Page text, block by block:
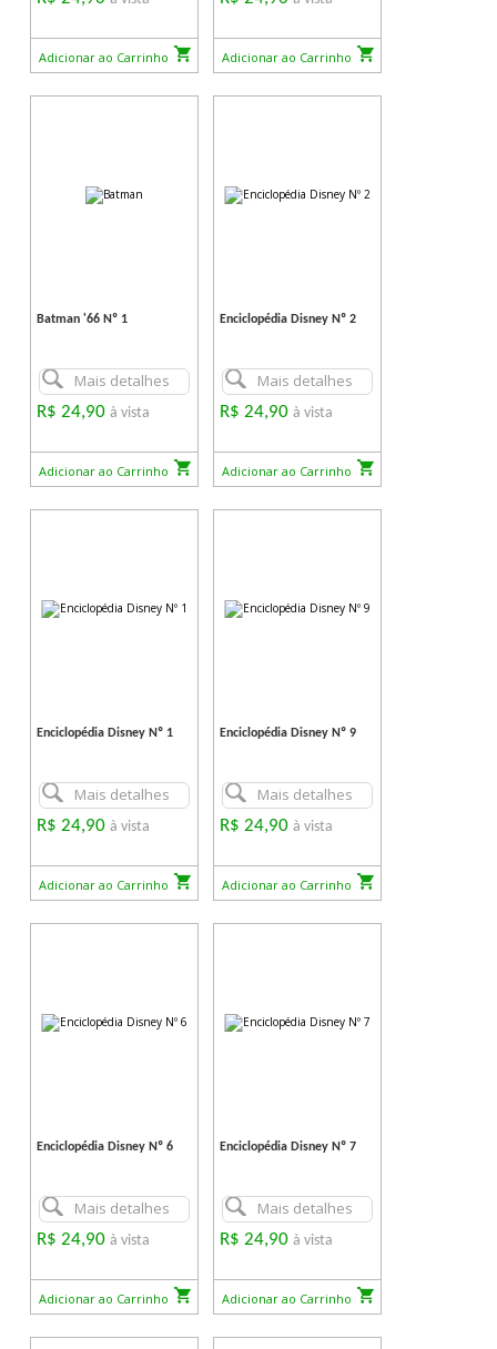
Adicionar ao Carrinho Adicionar ao Carrinho
Batman '66 Nº 1
Mais detalhes
R$ 24,90à vista
Adicionar ao Carrinho
Enciclopédia Disney Nº 2
Mais detalhes
R$ 24,90à vista
Adicionar ao Carrinho
Enciclopédia Disney Nº 1
Mais detalhes
R$ 24,90à vista
Adicionar ao Carrinho
Enciclopédia Disney Nº 9
Mais detalhes
R$ 24,90à vista
Adicionar ao Carrinho
Enciclopédia Disney Nº 6
Mais detalhes
R$ 24,90à vista
Adicionar ao Carrinho
Enciclopédia Disney Nº 7
Mais detalhes
R$ 24,90à vista
Adicionar ao Carrinho